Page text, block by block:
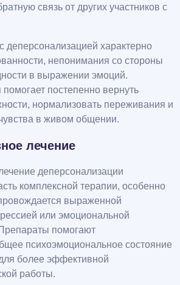
связь от других участников с
деперсонализацией характерно
непонимания со стороны
в выражении эмоций.
постепенно вернуть
нормализовать переживания и
в живом общении.
лечение
деперсонализации
комплексной терапии, особенно
выраженной
или эмоциональной
помогают
психоэмоциональное состояние
более эффективной
работы.